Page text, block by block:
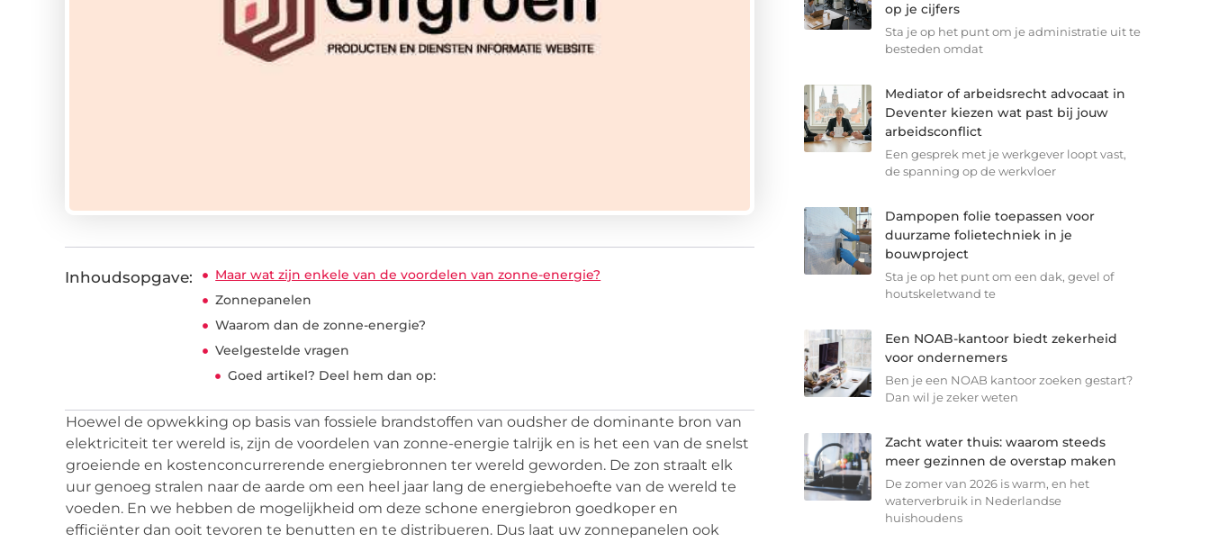
Inhoudsopgave:
Maar wat zijn enkele van de voordelen van zonne-energie?
Zonnepanelen
Waarom dan de zonne-energie?
Veelgestelde vragen
Goed artikel? Deel hem dan op:
Hoewel de opwekking op basis van fossiele brandstoffen van oudsher de dominante bron van
elektriciteit ter wereld is, zijn de voordelen van zonne-energie talrijk en is het een van de snelst
groeiende en kostenconcurrerende energiebronnen ter wereld geworden. De zon straalt elk
uur genoeg stralen naar de aarde om een heel jaar lang de energiebehoefte van de wereld te
voeden. En we hebben de mogelijkheid om deze schone energiebron goedkoper en
efficiënter dan ooit tevoren te benutten en te distribueren. Dus laat uw zonnepanelen ook
op je cijfers
Sta je op het punt om je administratie uit te
besteden omdat
Mediator of arbeidsrecht advocaat in
Deventer kiezen wat past bij jouw
arbeidsconflict
Een gesprek met je werkgever loopt vast,
de spanning op de werkvloer
Dampopen folie toepassen voor
duurzame folietechniek in je
bouwproject
Sta je op het punt om een dak, gevel of
houtskeletwand te
Een NOAB-kantoor biedt zekerheid
voor ondernemers
Ben je een NOAB kantoor zoeken gestart?
Dan wil je zeker weten
Zacht water thuis: waarom steeds
meer gezinnen de overstap maken
De zomer van 2026 is warm, en het
waterverbruik in Nederlandse
huishoudens